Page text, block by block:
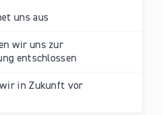
uns aus
wir uns zur
entschlossen
wir in Zukunft vor